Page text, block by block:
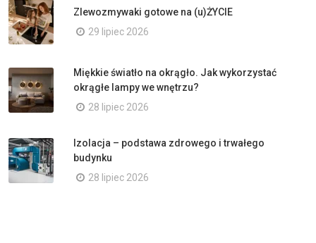
Zlewozmywaki gotowe na (u)ŻYCIE
29 lipiec 2026
Miękkie światło na okrągło. Jak wykorzystać
okrągłe lampy we wnętrzu?
28 lipiec 2026
Izolacja – podstawa zdrowego i trwałego
budynku
28 lipiec 2026